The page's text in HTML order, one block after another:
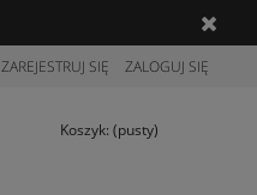
ZAREJESTRUJ SIĘ ZALOGUJ SIĘ
Koszyk: (pusty)